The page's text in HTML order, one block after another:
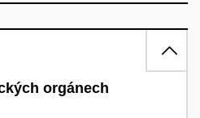
orgánech